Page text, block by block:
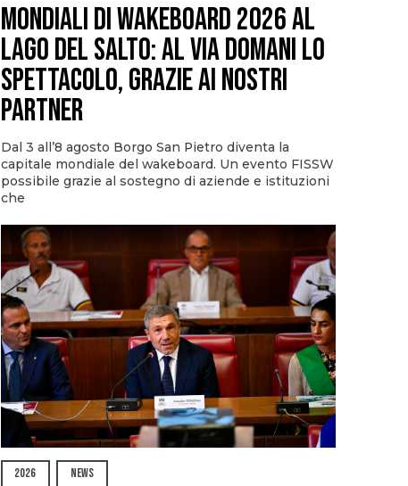
Mondiali di Wakeboard 2026 al
Lago del Salto: al via domani lo
spettacolo, grazie ai nostri
Partner
Dal 3 all’8 agosto Borgo San Pietro diventa la
capitale mondiale del wakeboard. Un evento FISSW
possibile grazie al sostegno di aziende e istituzioni
che
2026 NEWS